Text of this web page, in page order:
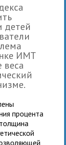
детей
ИМТ
процента